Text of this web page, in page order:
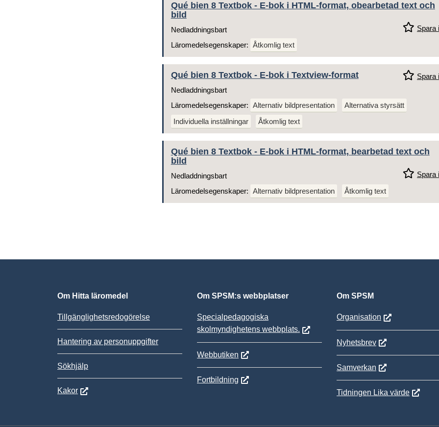
Qué bien 8 Textbok - E-bok i HTML-format, obearbetad text och
bild
Spara
Nedladdningsbart
Läromedelsegenskaper: Åtkomlig text
Qué bien 8 Textbok - E-bok i Textview-format
Spara
Nedladdningsbart
Läromedelsegenskaper: Alternativ bildpresentation
Alternativa styrsätt
Individuella inställningar
Åtkomlig text
Qué bien 8 Textbok - E-bok i HTML-format, bearbetad text och
bild
Spara
Nedladdningsbart
Läromedelsegenskaper: Alternativ bildpresentation Åtkomlig text
Om Hitta läromedel
Tillgänglighetsredogörelse
Hantering av personuppgifter
Sökhjälp
Kakor
Om SPSM:s webbplatser
Specialpedagogiska
skolmyndighetens webbplats.
Webbutiken
Fortbildning
Om SPSM
Organisation
Nyhetsbrev
Samverkan
Tidningen Lika värde